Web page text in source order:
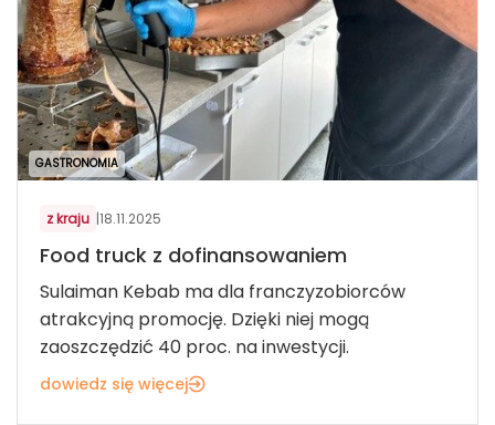
GASTRONOMIA
z kraju |18.11.2025
Food truck z dofinansowaniem
Sulaiman Kebab ma dla franczyzobiorców
atrakcyjną promocję. Dzięki niej mogą
zaoszczędzić 40 proc. na inwestycji.
dowiedz się więcej